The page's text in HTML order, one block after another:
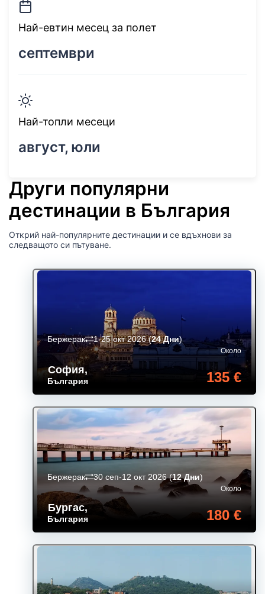
Най-евтин месец за полет
септември
Най-топли месеци
август, юли
Други популярни
дестинации в България
Открий най-популярните дестинации и се вдъхнови за
следващото си пътуване.
София,
България
Около
135 €
Бержерак 1-25 окт 2026(24 Дни)
Бургас,
България
Около
180 €
Бержерак 30 сеп-12 окт 2026(12 Дни)